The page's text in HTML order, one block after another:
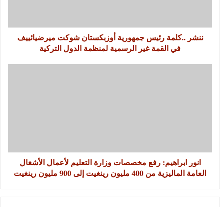
ننشر ..كلمة رئيس جمهورية أوزبكستان شوكت ميرضيائييف
في القمة غير الرسمية لمنظمة الدول التركية
انور ابراهيم: رفع مخصصات وزارة التعليم لأعمال الأشغال
العامة الماليزية من 400 مليون رينغيت إلى 900 مليون رينغيت